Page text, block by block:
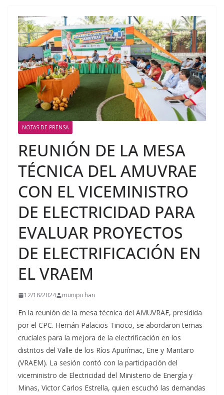
NOTAS DE PRENSA
REUNIÓN DE LA MESA
TÉCNICA DEL AMUVRAE
CON EL VICEMINISTRO
DE ELECTRICIDAD PARA
EVALUAR PROYECTOS
DE ELECTRIFICACIÓN EN
EL VRAEM
12/18/2024 munipichari
En la reunión de la mesa técnica del AMUVRAE, presidida
por el CPC. Hernán Palacios Tinoco, se abordaron temas
cruciales para la mejora de la electrificación en los
distritos del Valle de los Ríos Apurímac, Ene y Mantaro
(VRAEM). La sesión contó con la participación del
viceministro de Electricidad del Ministerio de Energía y
Minas, Victor Carlos Estrella, quien escuchó las demandas